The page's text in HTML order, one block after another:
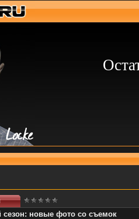
сезон: новые фото со съемок